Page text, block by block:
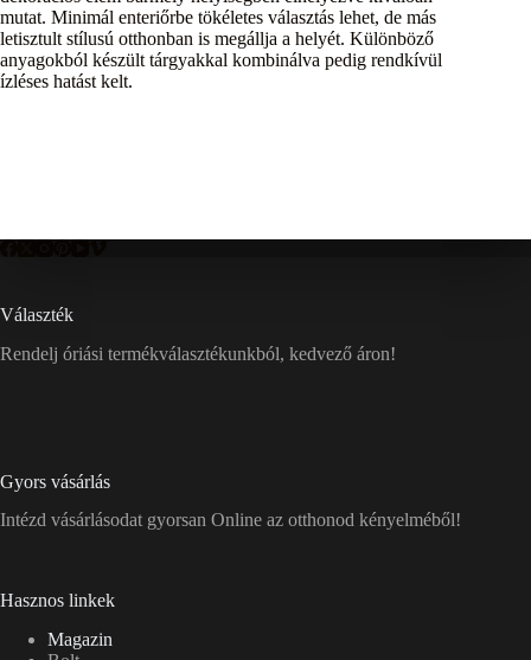
mutat. Minimál enteriőrbe tökéletes választás lehet, de más
letisztult stílusú otthonban is megállja a helyét. Különböző
anyagokból készült tárgyakkal kombinálva pedig rendkívül
ízléses hatást kelt.
Választék
Rendelj óriási termékválasztékunkból, kedvező áron!
Gyors vásárlás
Intézd vásárlásodat gyorsan Online az otthonod kényelméből!
Hasznos linkek
Magazin